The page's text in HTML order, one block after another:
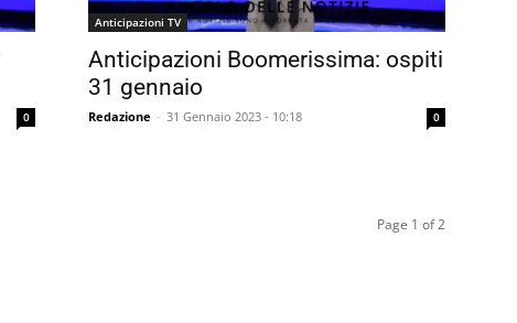
0
Anticipazioni TV
Anticipazioni Boomerissima: ospiti
31 gennaio
Redazione - 31 Gennaio 2023 - 10:18 0
Page 1 of 2